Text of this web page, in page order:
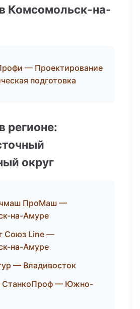
Комсомольск-на-
— Проектирование
подготовка
регионе:
округ
ПроМаш —
на-Амуре
Союз Line —
на-Амуре
— Владивосток
СтанкоПроф — Южно-